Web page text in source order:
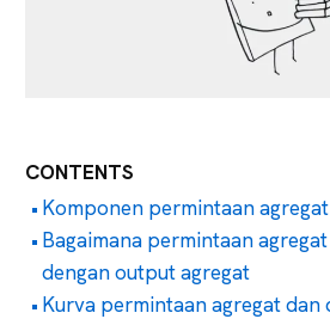
CONTENTS
Komponen permintaan agregat
Bagaimana permintaan
dengan output agregat
Kurva permintaan agregat dan